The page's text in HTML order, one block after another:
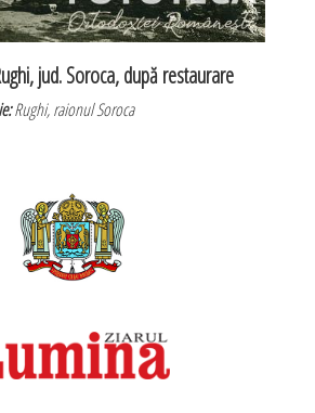
jud. Soroca, după restaurare
Rughi, raionul Soroca